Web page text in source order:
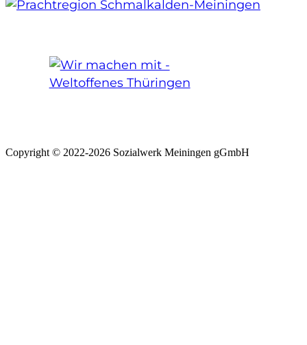
Copyright © 2022-2026 Sozialwerk Meiningen gGmbH